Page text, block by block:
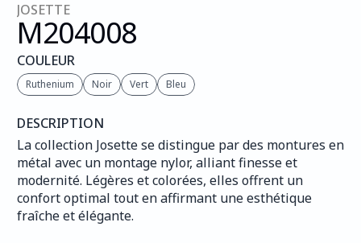
JOSETTE
M204008
COULEUR
Ruthenium Noir Vert Bleu
DESCRIPTION
La collection Josette se distingue par des montures en
métal avec un montage nylor, alliant finesse et
modernité. Légères et colorées, elles offrent un
confort optimal tout en affirmant une esthétique
fraîche et élégante.